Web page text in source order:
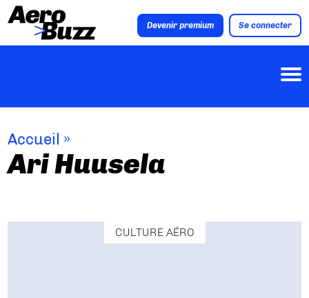
Devenir premium Se connecter
Accueil »
Ari Huusela
CULTURE AÉRO